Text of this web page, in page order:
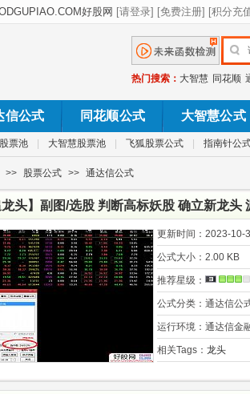
热门搜索： 大智慧 同花顺
信公式 同花顺公式 大智慧公式
票池 大智慧股票池 飞狐股票公式 指南针公
>> 股票公式 >> 通达信公式
头】副图/选股 判断高标妖股 确立新龙头
更新时间： 2023-10-
公式大小： 2.00 KB
推荐星级：
公式分类： 通达信公
运行环境： 通达信金
相关Tags： 龙头